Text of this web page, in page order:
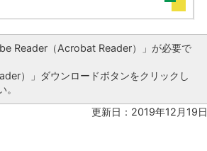
Reader（Acrobat Reader）」が必要で
）」ダウンロードボタンをクリックし
更新日：2019年12月19日